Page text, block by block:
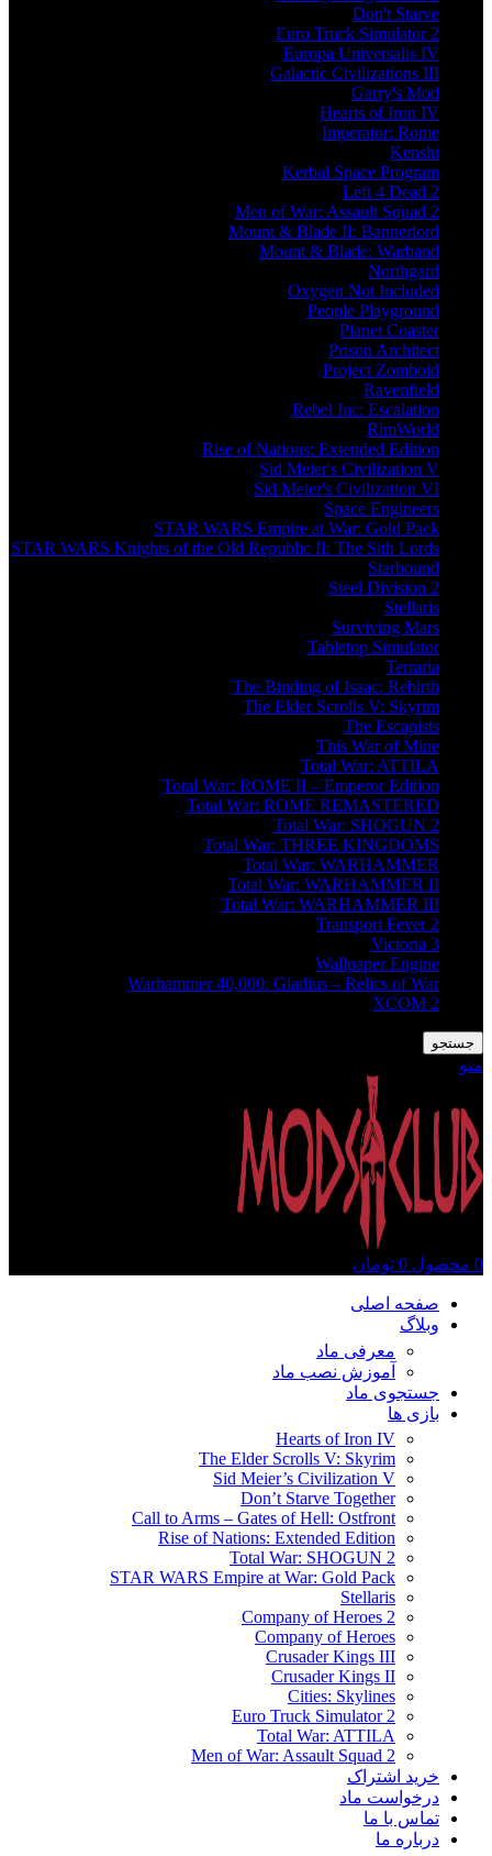
Don't Starve
Euro Truck Simulator 2
Europa Universalis IV
Galactic Civilizations III
Garry's Mod
Hearts of Iron IV
Imperator: Rome
Kenshi
Kerbal Space Program
Left 4 Dead 2
Men of War: Assault Squad 2
Mount & Blade II: Bannerlord
Mount & Blade: Warband
Northgard
Oxygen Not Included
People Playground
Planet Coaster
Prison Architect
Project Zomboid
Ravenfield
Rebel Inc: Escalation
RimWorld
Rise of Nations: Extended Edition
Sid Meier's Civilization V
Sid Meier's Civilization VI
Space Engineers
STAR WARS Empire at War: Gold Pack
STAR WARS Knights of the Old Republic II: The Sith Lords
Starbound
Steel Division 2
Stellaris
Surviving Mars
Tabletop Simulator
Terraria
The Binding of Isaac: Rebirth
The Elder Scrolls V: Skyrim
The Escapists
This War of Mine
Total War: ATTILA
Total War: ROME II – Emperor Edition
Total War: ROME REMASTERED
Total War: SHOGUN 2
Total War: THREE KINGDOMS
Total War: WARHAMMER
Total War: WARHAMMER II
Total War: WARHAMMER III
Transport Fever 2
Victoria 3
Wallpaper Engine
Warhammer 40,000: Gladius – Relics of War
XCOM 2
جستجو
منو
0 محصول 0 تومان
صفحه اصلی
وبلاگ
معرفی ماد
آموزش نصب ماد
جستجوی ماد
بازی ها
Hearts of Iron IV
The Elder Scrolls V: Skyrim
Sid Meier’s Civilization V
Don’t Starve Together
Call to Arms – Gates of Hell: Ostfront
Rise of Nations: Extended Edition
Total War: SHOGUN 2
STAR WARS Empire at War: Gold Pack
Stellaris
Company of Heroes 2
Company of Heroes
Crusader Kings III
Crusader Kings II
Cities: Skylines
Euro Truck Simulator 2
Total War: ATTILA
Men of War: Assault Squad 2
خرید اشتراک
درخواست ماد
تماس با ما
درباره ما